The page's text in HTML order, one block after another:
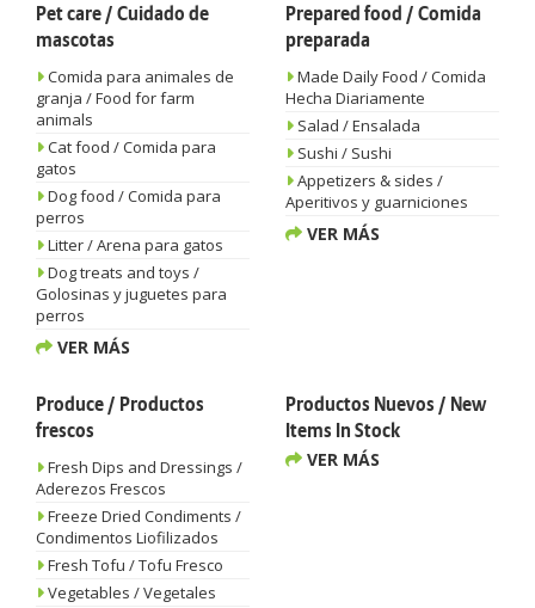
Pet care / Cuidado de
mascotas
Comida para animales de
granja / Food for farm
animals
Cat food / Comida para
gatos
Dog food / Comida para
perros
Litter / Arena para gatos
Dog treats and toys /
Golosinas y juguetes para
perros
VER MÁS
Prepared food / Comida
preparada
Made Daily Food / Comida
Hecha Diariamente
Salad / Ensalada
Sushi / Sushi
Appetizers & sides /
Aperitivos y guarniciones
VER MÁS
Produce / Productos
frescos
Fresh Dips and Dressings /
Aderezos Frescos
Freeze Dried Condiments /
Condimentos Liofilizados
Fresh Tofu / Tofu Fresco
Vegetables / Vegetales
Productos Nuevos / New
Items In Stock
VER MÁS